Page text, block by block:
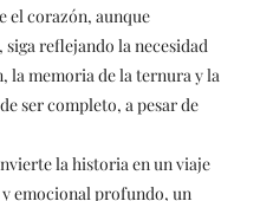
el corazón, aunque
reflejando la necesidad
la memoria de la ternura y la
ser completo, a pesar de
la historia en un viaje
emocional profundo, un